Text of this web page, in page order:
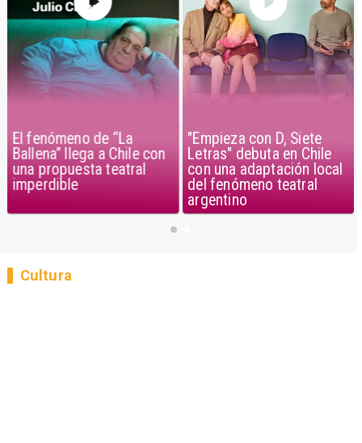
El fenómeno de “La
Ballena” llega a Chile con
una propuesta teatral
imperdible
"Empieza con D, Siete
Letras" debuta en Chile
con una adaptación local
del fenómeno teatral
argentino
Cultura